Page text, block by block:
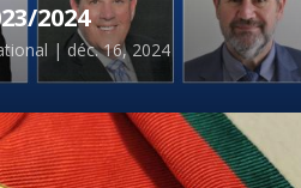
2024
| déc. 16, 2024